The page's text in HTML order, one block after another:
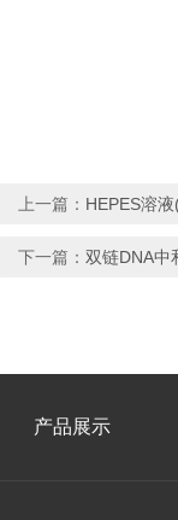
上一篇： HEPES溶
下一篇： 双链DNA中
产品展示